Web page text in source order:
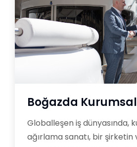
Boğazda
Globalleşen iş dünyasında,
ağırlama sanatı, bir şirketin